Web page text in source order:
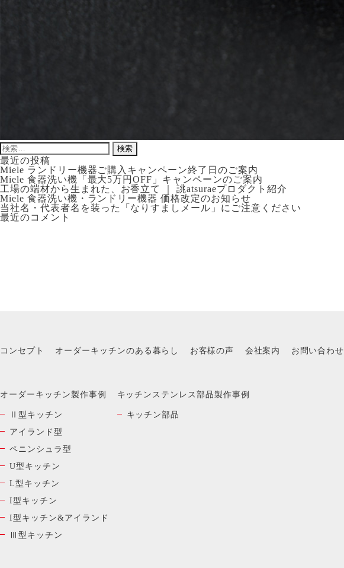
検
索:
最近の投稿
Miele ランドリー機器ご購入キャンペーン終了日のご案内
Miele 食器洗い機「最大5万円OFF」キャンペーンのご案内
工場の端材から生まれた、お香立て ｜ 誂atsuraeプロダクト紹介
Miele 食器洗い機・ランドリー機器 価格改定のお知らせ
当社名・代表者名を装った「なりすましメール」にご注意ください
最近のコメント
コンセプト オーダーキッチンのある暮らし お客様の声 会社案内 お問い合わせ
オーダーキッチン製作事例
Ⅱ型キッチン
アイランド型
ペニンシュラ型
U型キッチン
L型キッチン
I型キッチン
I型キッチン&アイランド
Ⅲ型キッチン
キッチンステンレス部品製作事例
キッチン部品